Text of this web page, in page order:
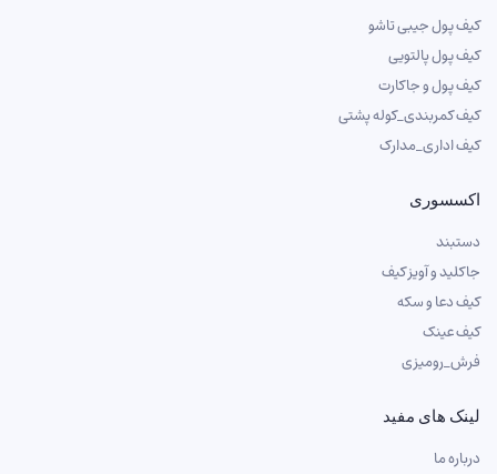
کیف پول جیبی تاشو
کیف پول پالتویی
کیف پول و جاکارت
کیف کمربندی_کوله پشتی
کیف اداری_مدارک
اکسسوری
دستبند
جاکلید و آویز کیف
کیف دعا و سکه
کیف عینک
فرش_رومیزی
لینک های مفید
درباره ما